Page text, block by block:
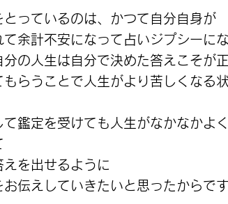
とっているのは、かつて自分自身が
余計不安になって占いジプシーに
の人生は自分で決めた答えこそが
もらうことで人生がより苦しくなる
鑑定を受けても人生がなかなかよ
を出せるように
伝えしていきたいと思ったからで